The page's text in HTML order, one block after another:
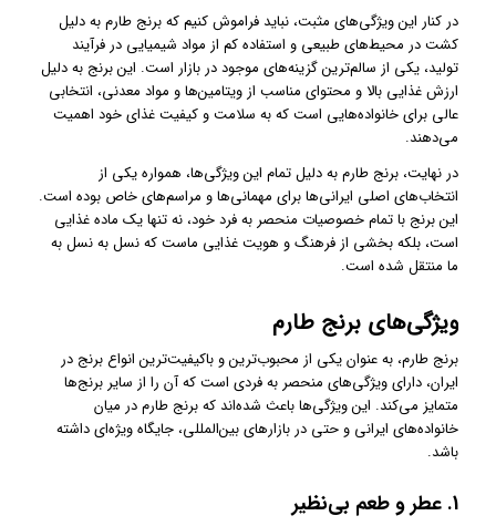
در کنار این ویژگی‌های مثبت، نباید فراموش کنیم که برنج طارم به دلیل
کشت در محیط‌های طبیعی و استفاده کم از مواد شیمیایی در فرآیند
تولید، یکی از سالم‌ترین گزینه‌های موجود در بازار است. این برنج به دلیل
ارزش غذایی بالا و محتوای مناسب از ویتامین‌ها و مواد معدنی، انتخابی
عالی برای خانواده‌هایی است که به سلامت و کیفیت غذای خود اهمیت
می‌دهند.
در نهایت، برنج طارم به دلیل تمام این ویژگی‌ها، همواره یکی از
انتخاب‌های اصلی ایرانی‌ها برای مهمانی‌ها و مراسم‌های خاص بوده است.
این برنج با تمام خصوصیات منحصر به فرد خود، نه تنها یک ماده غذایی
است، بلکه بخشی از فرهنگ و هویت غذایی ماست که نسل به نسل به
ما منتقل شده است.
ویژگی‌های برنج طارم
برنج طارم، به عنوان یکی از محبوب‌ترین و باکیفیت‌ترین انواع برنج در
ایران، دارای ویژگی‌های منحصر به فردی است که آن را از سایر برنج‌ها
متمایز می‌کند. این ویژگی‌ها باعث شده‌اند که برنج طارم در میان
خانواده‌های ایرانی و حتی در بازارهای بین‌المللی، جایگاه ویژه‌ای داشته
باشد.
1. عطر و طعم بی‌نظیر